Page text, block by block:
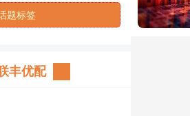
题标签
丰优配